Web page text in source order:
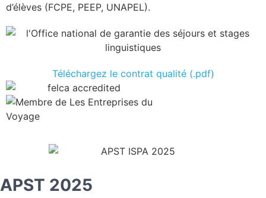
d’élèves (FCPE, PEEP, UNAPEL).
Téléchargez le contrat qualité (.pdf)
APST 2025